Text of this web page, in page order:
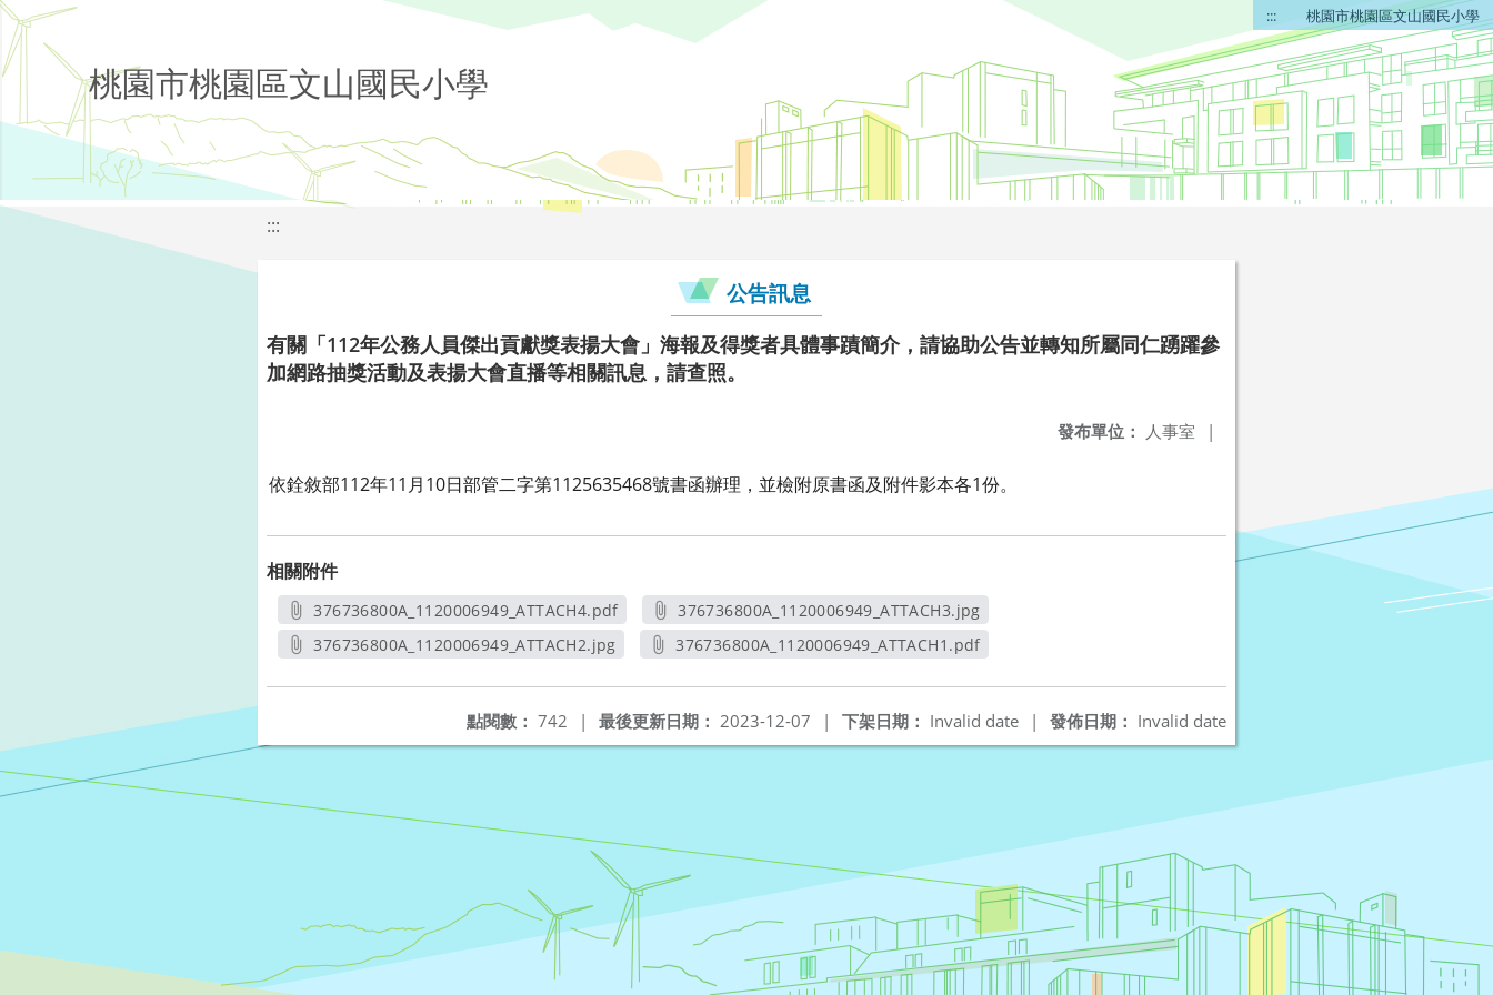
::: 桃園市桃園區文山國民小學
桃園市桃園區文山國民小學
:::
公告訊息
有關「112年公務人員傑出貢獻獎表揚大會」海報及得獎者具體事蹟簡介，請協助公告並轉知所屬同仁踴躍參
加網路抽獎活動及表揚大會直播等相關訊息，請查照。
發布單位： 人事室 |
依銓敘部112年11月10日部管二字第1125635468號書函辦理，並檢附原書函及附件影本各1份。
相關附件
376736800A_1120006949_ATTACH4.pdf
另開新視窗
376736800A_1120006949_ATTACH3.jpg
另開新視窗
376736800A_1120006949_ATTACH2.jpg
376736800A_1120006949_ATTACH1.pdf
發佈日期： Invalid date
下架日期： Invalid date |
最後更新日期： 2023-12-07 |
點閱數： 742 |